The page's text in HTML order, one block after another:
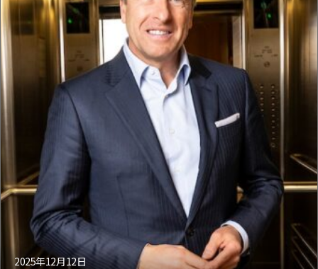
2025年12月12日